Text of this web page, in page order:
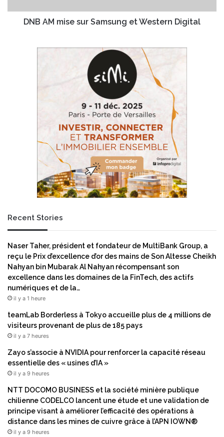
DNB AM mise sur Samsung et Western Digital
Recent Stories
Naser Taher, président et fondateur de MultiBank Group, a
reçu le Prix d’excellence d’or des mains de Son Altesse Cheikh
Nahyan bin Mubarak Al Nahyan récompensant son
excellence dans les domaines de la FinTech, des actifs
numériques et de la…
il y a 1 heure
teamLab Borderless à Tokyo accueille plus de 4 millions de
visiteurs provenant de plus de 185 pays
il y a 7 heures
Zayo s’associe à NVIDIA pour renforcer la capacité réseau
essentielle des « usines d’IA »
il y a 9 heures
NTT DOCOMO BUSINESS et la société minière publique
chilienne CODELCO lancent une étude et une validation de
principe visant à améliorer l’efficacité des opérations à
distance dans les mines de cuivre grâce à l’APN IOWN®
il y a 9 heures